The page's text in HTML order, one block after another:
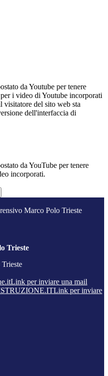
da Youtube per tenere
i video di Youtube incorporati
visitatore del sito web sta
dell'interfaccia di
da YouTube per tenere
incorporati.
Marco Polo Trieste
Trieste
Link per inviare una mail
Link per inviare